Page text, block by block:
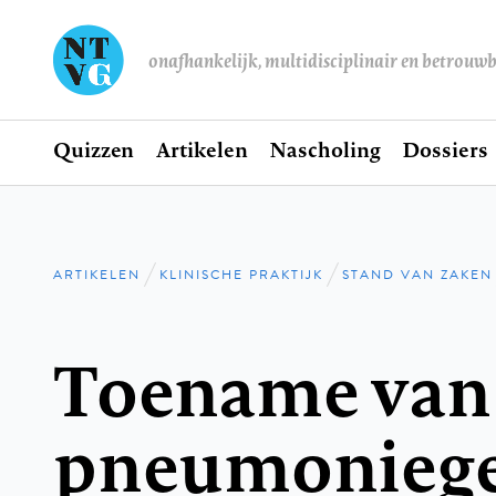
onafhankelijk, multidisciplinair en
Hoofdnavigatie
Home
Quizzen Artikelen Nascholing Dossiers
Kruimelpad
ARTIKELEN KLINISCHE PRAKTIJK STAND VAN ZAKEN
Toename van